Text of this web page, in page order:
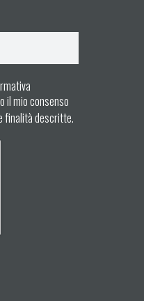
il mio consenso
finalità descritte.